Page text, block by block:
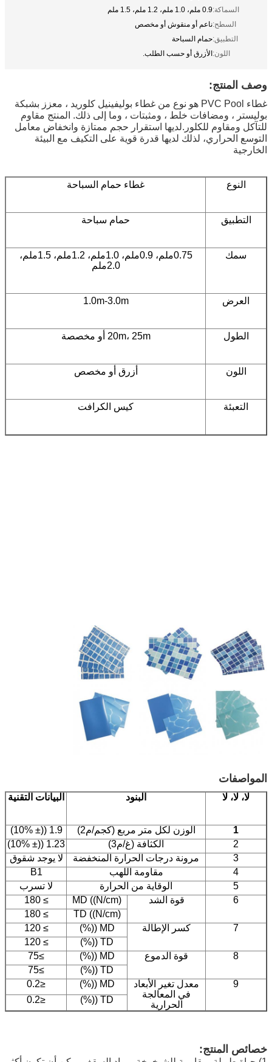
السماكة:0.9 ملم، 1.0 ملم، 1.2 ملم، 1.5 ملم
السطح:ناعم أو منقوش أو مخصص
التطبيق:حمام السباحة
اللون:الأزرق أو حسب الطلب.
وصف المنتج:
غطاء PVC Pool هو نوع من غطاء بوليفينيل كلوريد ، معزز بشبكة
بوليستر ، ومضافات خلط ، ومثبتات ، وما إلى ذلك. المنتج مقاوم
للتآكل ومقاوم للكلور.لديها استقرار حجم ممتازة وانخفاض معامل
التوسع الحراري، لذلك لديها قدرة قوية على التكيف مع البيئة
الخارجية
النوع غطاء حمام السباحة
التطبيق حمام سباحة
سمك
0.75ملم، 0.9ملم، 1.0ملم، 1.2ملم، 1.5ملم،
2.0ملم
العرض 1.0m-3.0m
الطول 20m، 25m أو مخصصة
اللون أزرق أو مخصص
التعبئة كيس الكرافت
المواصفات
لا، لا، لا البنود البيانات التقنية
1 الوزن لكل متر مربع (كجم/م2)
1.9 ((± 10%)
2
الكثافة (غ/م3)
1.23 ((± 10%)
3
مرونة درجات الحرارة المنخفضة
لا يوجد شقوق
4
مقاومة اللهب
B1
5
الوقاية من الحرارة
لا تسرب
6
قوة الشد MD ((N/cm)
≥ 180
TD ((N/cm)
≥ 180
7
كسر الإطالة MD ((%)
≥ 120
TD ((%)
≥ 120
8
قوة الدموع MD ((%)
≥75
TD ((%)
≥75
9
معدل تغير الأبعاد
في المعالجة
الحرارية
MD ((%)
≤0.2
TD ((%)
≤0.2
خصائص المنتج: